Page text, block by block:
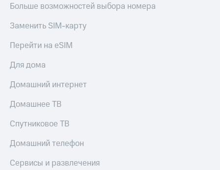
Больше возможностей выбора номера
Заменить SIM-карту
Перейти на eSIM
Для дома
Домашний интернет
Домашнее ТВ
Спутниковое ТВ
Домашний телефон
Сервисы и развлечения